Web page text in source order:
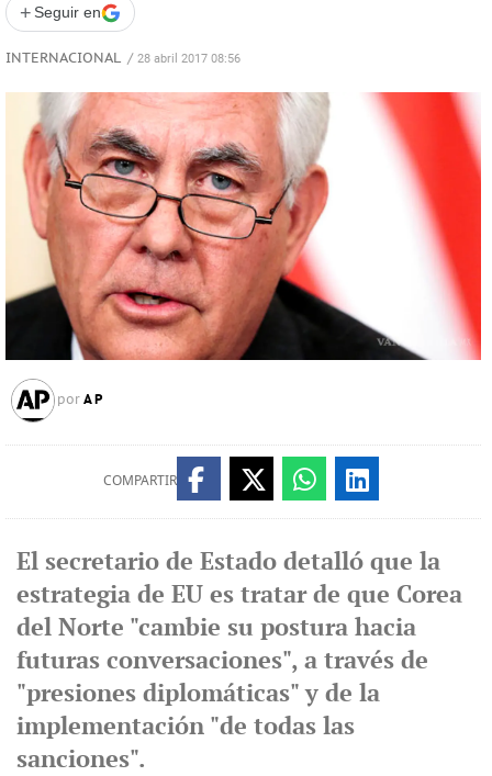
+ Seguir en
INTERNACIONAL / 28 abril 2017 08:56
por AP
COMPARTIR
El secretario de Estado detalló que la
estrategia de EU es tratar de que Corea
del Norte "cambie su postura hacia
futuras conversaciones", a través de
"presiones diplomáticas" y de la
implementación "de todas las
sanciones".